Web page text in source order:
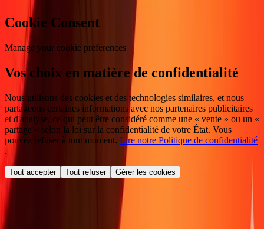
Cookie Consent
Manage your cookie preferences
Vos choix en matière de confidentialité
Nous utilisons des cookies et des technologies similaires, et nous
partageons certaines informations avec nos partenaires publicitaires
et d'analyse, ce qui peut être considéré comme une « vente » ou un «
partage » selon la loi sur la confidentialité de votre État. Vous
pouvez refuser à tout moment. Lire notre Politique de confidentialité
.
Tout accepter Tout refuser Gérer les cookies